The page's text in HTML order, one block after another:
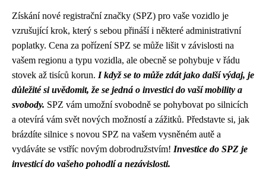
Získání nové registrační značky (SPZ) pro vaše vozidlo je
vzrušující krok, který s sebou přináší i některé administrativní
poplatky. Cena za pořízení SPZ se může lišit v závislosti na
vašem regionu a typu vozidla, ale obecně se pohybuje v řádu
stovek až tisíců korun. I když se to může zdát jako další výdaj, je
důležité si uvědomit, že se jedná o investici do vaší mobility a
svobody. SPZ vám umožní svobodně se pohybovat po silnicích
a otevírá vám svět nových možností a zážitků. Představte si, jak
brázdíte silnice s novou SPZ na vašem vysněném autě a
vydáváte se vstříc novým dobrodružstvím! Investice do SPZ je
investicí do vašeho pohodlí a nezávislosti.